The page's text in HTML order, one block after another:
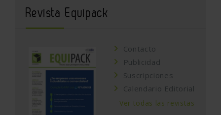
Revista Equipack
Contacto
Publicidad
Suscripciones
Calendario Editorial
Ver todas las revistas